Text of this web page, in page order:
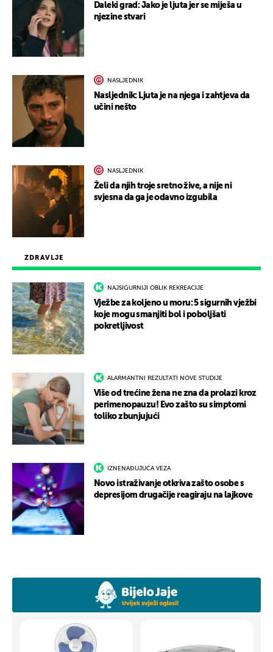
ZDRAVLJE
NAJSIGURNIJI OBLIK REKREACIJE
Vježbe za koljeno u moru: 5 sigurnih vježbi
koje mogu smanjiti bol i poboljšati
pokretljivost
ALARMANTNI REZULTATI NOVE STUDIJE
Više od trećine žena ne zna da prolazi kroz
perimenopauzu! Evo zašto su simptomi
toliko zbunjujući
IZNENAĐUJUĆA VEZA
Novo istraživanje otkriva zašto osobe s
depresijom drugačije reagiraju na lajkove
Daleki grad: Jako je ljuta jer se miješa u
njezine stvari
NASLJEDNIK
Nasljednik: Ljuta je na njega i zahtjeva da
učini nešto
NASLJEDNIK
Želi da njih troje sretno žive, a nije ni
svjesna da ga je odavno izgubila